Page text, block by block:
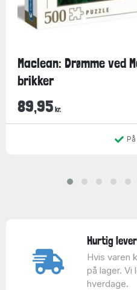
Maclean: Drømme ved
brikker
89,95 kr.
Hurtig
Hvis varen
på lager. Vi
hverdage.